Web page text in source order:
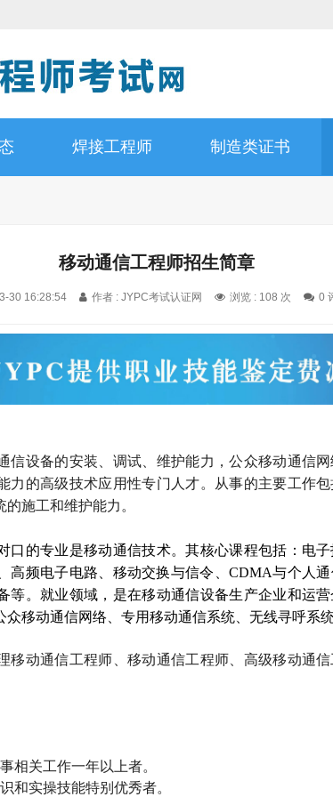
焊接工程师 制造类证书
移动通信工程师招生简章
30 16:28:54 作者 : JYPC考试认证网 浏览 : 108 次 0
信设备的安装、调试、维护能力，公众移动通信
力的高级技术应用性专门人才。从事的主要工作包
施工和维护能力。
口的专业是移动通信技术。其核心课程包括：电
高频电子电路、移动交换与信令、CDMA与个人
等。就业领域，是在移动通信设备生产企业和运
众移动通信网络、专用移动通信系统、无线寻呼系
移动通信工程师、移动通信工程师、高级移动通
相关工作一年以上者。
和实操技能特别优秀者。